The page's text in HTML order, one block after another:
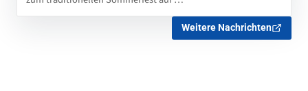
Weitere Nachrichten